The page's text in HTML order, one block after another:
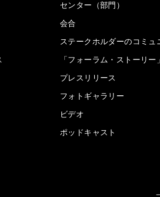
センター（部門）
会合
ステークホルダーのコミュ
「フォーラム・ストーリー」
プレスリリース
フォトギャラリー
ビデオ
ポッドキャスト